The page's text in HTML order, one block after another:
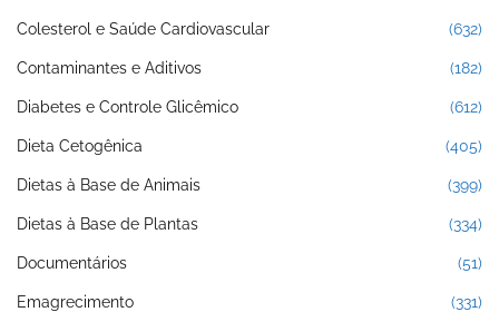
Colesterol e Saúde Cardiovascular (632)
Contaminantes e Aditivos (182)
Diabetes e Controle Glicêmico (612)
Dieta Cetogênica (405)
Dietas à Base de Animais (399)
Dietas à Base de Plantas (334)
Documentários (51)
Emagrecimento (331)